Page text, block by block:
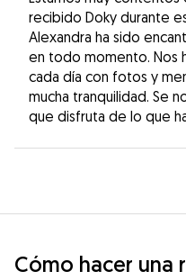
recibido Doky durante
Alexandra ha sido
en todo momento. Nos
cada día con fotos y
mucha tranquilidad. Se
que disfruta de lo que
Cómo hacer una